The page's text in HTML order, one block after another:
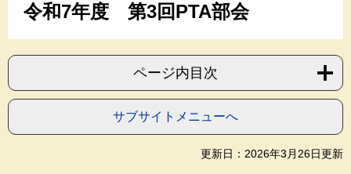
令和7年度 第3回PTA部会
ページ内目次
サブサイトメニューへ
更新日：2026年3月26日更新